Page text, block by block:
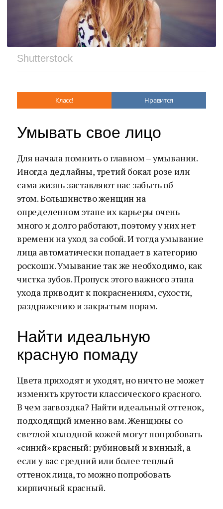
Shutterstock
Класс! Нравится
Умывать свое лицо
Для начала помнить о главном – умывании.
Иногда дедлайны, третий бокал розе или
сама жизнь заставляют нас забыть об
этом. Большинство женщин на
определенном этапе их карьеры очень
много и долго работают, поэтому у них нет
времени на уход за собой. И тогда умывание
лица автоматически попадает в категорию
роскоши. Умывание так же необходимо, как
чистка зубов. Пропуск этого важного этапа
ухода приводит к покраснениям, сухости,
раздражению и закрытым порам.
Найти идеальную
красную помаду
Цвета приходят и уходят, но ничто не может
изменить крутости классического красного.
В чем загвоздка? Найти идеальный оттенок,
подходящий именно вам. Женщины со
светлой холодной кожей могут попробовать
«синий» красный: рубиновый и винный, а
если у вас средний или более теплый
оттенок лица, то можно попробовать
кирпичный красный.